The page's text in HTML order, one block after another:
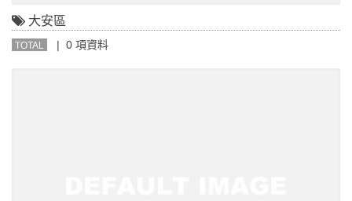
大安區
TOTAL | 0 項資料